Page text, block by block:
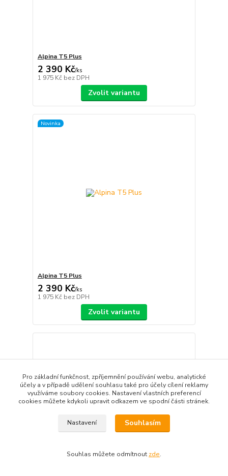
Alpina T5 Plus
2 390 Kč/ks
1 975 Kč bez DPH
Zvolit variantu
Novinka
Alpina T5 Plus
2 390 Kč/ks
1 975 Kč bez DPH
Zvolit variantu
Pro základní funkčnost, zpříjemnění používání webu, analytické
účely a v případě udělení souhlasu také pro účely cílení reklamy
využíváme soubory cookies. Nastavení vlastních preferencí
cookies můžete kdykoli upravit odkazem ve spodní části stránek.
Nastavení Souhlasím
Souhlas můžete odmítnout zde.